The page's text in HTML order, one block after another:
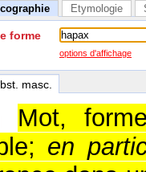
Etymologie
forme
options d'affichage
masc.
Mot,
en